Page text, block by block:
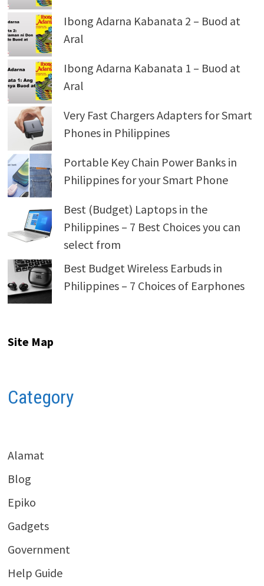
Ibong Adarna Kabanata 2 – Buod at
Aral
Ibong Adarna Kabanata 1 – Buod at
Aral
Very Fast Chargers Adapters for Smart
Phones in Philippines
Portable Key Chain Power Banks in
Philippines for your Smart Phone
Best (Budget) Laptops in the
Philippines – 7 Best Choices you can
select from
Best Budget Wireless Earbuds in
Philippines – 7 Choices of Earphones
Site Map
Category
Alamat
Blog
Epiko
Gadgets
Government
Help Guide